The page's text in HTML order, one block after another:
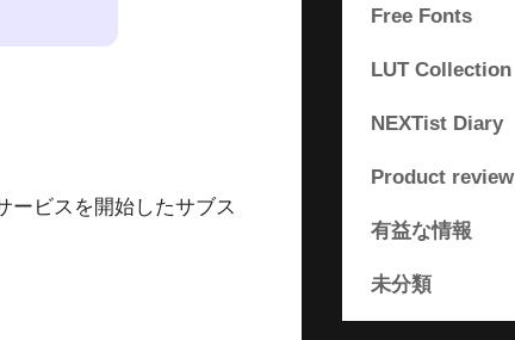
ービスを開始したサブス
Free Fonts
LUT Collection
NEXTist Diary
Product review
有益な情報
未分類